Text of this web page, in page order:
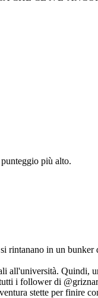
più alto.
rintanano in un bunker
all'università. Quindi,
i follower di
stette per finire